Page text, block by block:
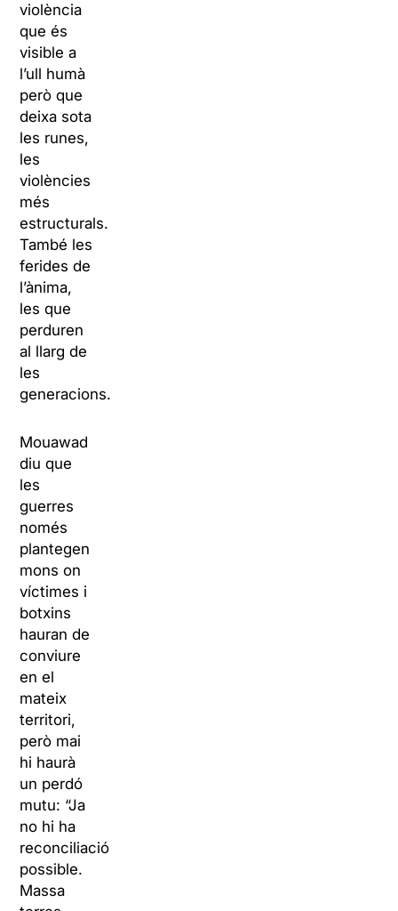
violència
que és
visible a
l’ull humà
però que
deixa sota
les runes,
les
violències
més
estructurals.
També les
ferides de
l’ànima,
les que
perduren
al llarg de
les
generacions.
Mouawad
diu que
les
guerres
només
plantegen
mons on
víctimes i
botxins
hauran de
conviure
en el
mateix
territori,
però mai
hi haurà
un perdó
mutu: “Ja
no hi ha
reconciliació
possible.
Massa